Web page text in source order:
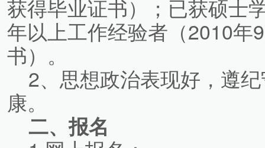
获得毕业证书）；已获硕士
年以上工作经验者（2010年
书）。
2、思想政治表现好，遵
康。
二、报名